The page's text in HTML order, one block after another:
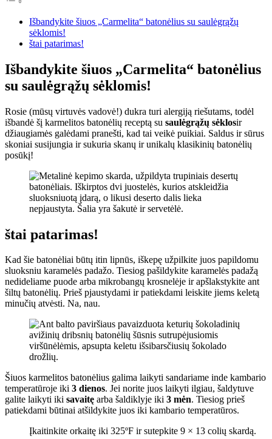
Išbandykite šiuos „Carmelita“ batonėlius su saulėgrąžų
sėklomis!
štai patarimas!
Išbandykite šiuos „Carmelita“ batonėlius
su saulėgrąžų sėklomis!
Rosie (mūsų virtuvės vadovė!) dukra turi alergiją riešutams, todėl
išbandė šį karmelitos batonėlių receptą su saulėgrąžų sėklosir
džiaugiamės galėdami pranešti, kad tai veikė puikiai. Saldus ir sūrus
skoniai susijungia ir sukuria skanų ir unikalų klasikinių batonėlių
posūkį!
štai patarimas!
Kad šie batonėliai būtų itin lipnūs, iškepę užpilkite juos papildomu
sluoksniu karamelės padažo. Tiesiog pašildykite karamelės padažą
nedideliame puode arba mikrobangų krosnelėje ir apšlakstykite ant
šiltų batonėlių. Prieš pjaustydami ir patiekdami leiskite jiems keletą
minučių atvėsti. Na, nau.
Šiuos karmelitos batonėlius galima laikyti sandariame inde kambario
temperatūroje iki 3 dienos. Jei norite juos laikyti ilgiau, šaldytuve
galite laikyti iki savaitę arba šaldiklyje iki 3 mėn. Tiesiog prieš
patiekdami būtinai atšildykite juos iki kambario temperatūros.
Įkaitinkite orkaitę iki 325ºF ir sutepkite 9 × 13 colių skardą.